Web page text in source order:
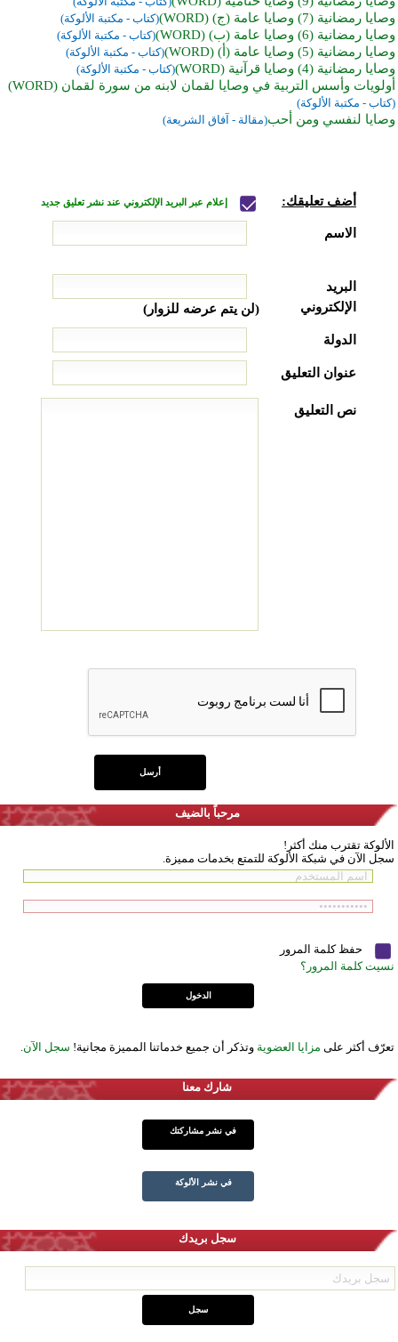
وصايا رمضانية (7) وصايا عامة (ج) (WORD) (كتاب - مكتبة الألوكة)
وصايا رمضانية (6) وصايا عامة (ب) (WORD) (كتاب - مكتبة الألوكة)
وصايا رمضانية (5) وصايا عامة (أ) (WORD) (كتاب - مكتبة الألوكة)
وصايا رمضانية (4) وصايا قرآنية (WORD) (كتاب - مكتبة الألوكة)
أولويات وأسس التربية في وصايا لقمان لابنه من سورة لقمان (WORD)
(كتاب - مكتبة الألوكة)
وصايا لنفسي ومن أحب(مقالة - آفاق الشريعة)
أضف تعليقك: إعلام عبر البريد الإلكتروني عند نشر تعليق جديد
الاسم
البريد
الإلكتروني
(لن يتم عرضه للزوار)
الدولة
عنوان التعليق
نص التعليق
مرحباً بالضيف
الألوكة تقترب منك أكثر!
سجل الآن في شبكة الألوكة للتمتع بخدمات مميزة.
حفظ كلمة المرور
نسيت كلمة المرور؟
تعرّف أكثر على مزايا العضوية وتذكر أن جميع خدماتنا المميزة مجانية! سجل الآن
شارك معنا
في نشر مشاركتك
في نشر الألوكة
سجل بريدك